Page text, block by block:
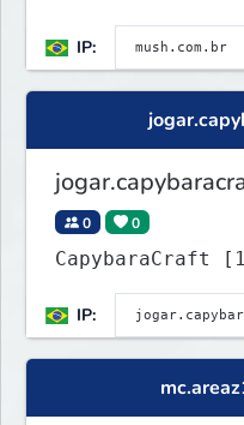
IP:
0 0
CapybaraCraft
IP: